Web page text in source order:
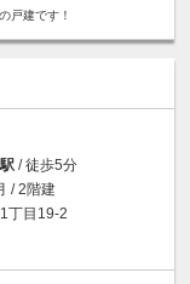
戸建です！
/ 徒歩5分
/ 2階建
丁目19-2